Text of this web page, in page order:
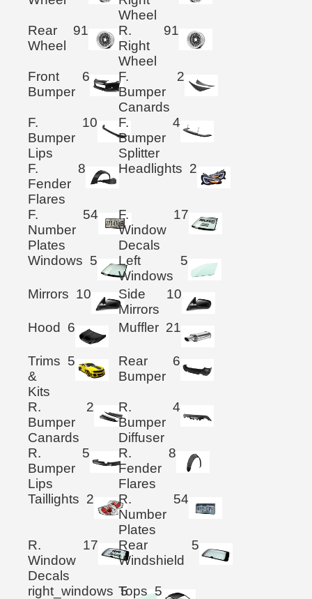
Wheel
Rear
Wheel
91
R.
Right
Wheel
91
Front
Bumper
6
F.
Bumper
Canards
2
F.
Bumper
Lips
10
F.
Bumper
Splitter
4
F.
Fender
Flares
8 Headlights 2
F.
Number
Plates
54
F.
Window
Decals
17
Windows 5
Left
Windows
5
Mirrors 10
Side
Mirrors
10
Hood 6 Muffler 21
Trims
&
Kits
5
Rear
Bumper
6
R.
Bumper
Canards
2
R.
Bumper
Diffuser
4
R.
Bumper
Lips
5
R.
Fender
Flares
8
Taillights 2
R.
Number
Plates
54
R.
Window
Decals
17
Rear
Windshield
5
right_windows 5
Tops 5